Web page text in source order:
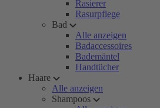
Rasierer
Rasurpflege
Bad
Alle anzeigen
Badaccessoires
Bademäntel
Handtücher
Haare
Alle anzeigen
Shampoos